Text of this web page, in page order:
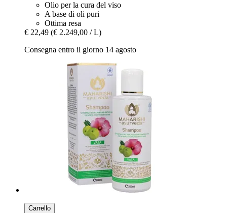
Olio per la cura del viso
A base di oli puri
Ottima resa
€ 22,49 (€ 2.249,00 / L)
Consegna entro il giorno 14 agosto
Carrello